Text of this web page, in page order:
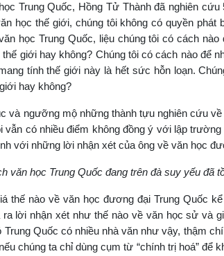
Trung Quốc, Hồng Tử Thành đã nghiên
học thế giới, chúng tôi không có quyền
học Trung Quốc, liệu chúng tôi có cách
giới hay không? Chúng tôi có cách nào để
tính thế giới này là hết sức hỗn loạn.
hay không?
và ngưỡng mộ những thành tựu nghiên cứu
có nhiều điểm không đồng ý với lập
với những lời nhận xét của ông về văn học
văn học Trung Quốc đang trên đà suy yếu đã
thế nào về văn học đương đại Trung Quốc
lời nhận xét như thế nào về văn học sử và
Trung Quốc có nhiều nhà văn như vậy, thậm
chúng ta chỉ dùng cụm từ “chính trị hoá”